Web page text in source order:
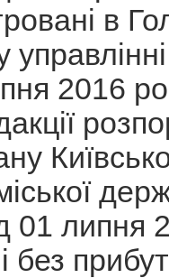
в
2016
01
без